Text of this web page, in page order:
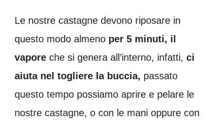
Le nostre castagne devono riposare in
questo modo almeno per 5 minuti, il
vapore che si genera all’interno, infatti, ci
aiuta nel togliere la buccia, passato
questo tempo possiamo aprire e pelare le
nostre castagne, o con le mani oppure con